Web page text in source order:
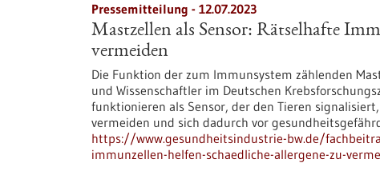
Pressemitteilung - 12.07.2023
Mastzellen als Sensor: Rätselhafte
vermeiden
Die Funktion der zum Immunsystem zählenden
und Wissenschaftler im Deutschen
funktionieren als Sensor, der den Tieren
vermeiden und sich dadurch vor
https://www.gesundheitsindustrie-bw.de/
immunzellen-helfen-schaedliche-allergene-zu-